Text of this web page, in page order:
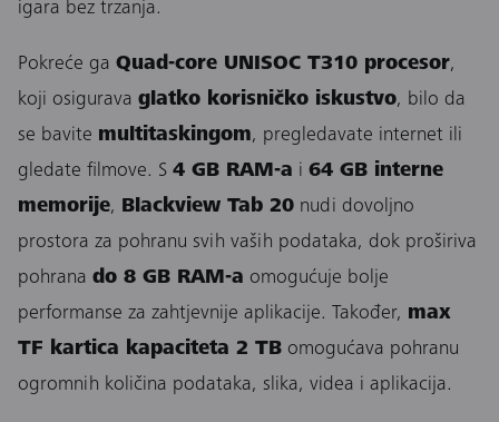
igara bez trzanja.
Pokreće ga Quad-core UNISOC T310 procesor,
koji osigurava glatko korisničko iskustvo, bilo da
se bavite multitaskingom, pregledavate internet ili
gledate filmove. S 4 GB RAM-a i 64 GB interne
memorije, Blackview Tab 20 nudi dovoljno
prostora za pohranu svih vaših podataka, dok proširiva
pohrana do 8 GB RAM-a omogućuje bolje
performanse za zahtjevnije aplikacije. Također, max
TF kartica kapaciteta 2 TB omogućava pohranu
ogromnih količina podataka, slika, videa i aplikacija.